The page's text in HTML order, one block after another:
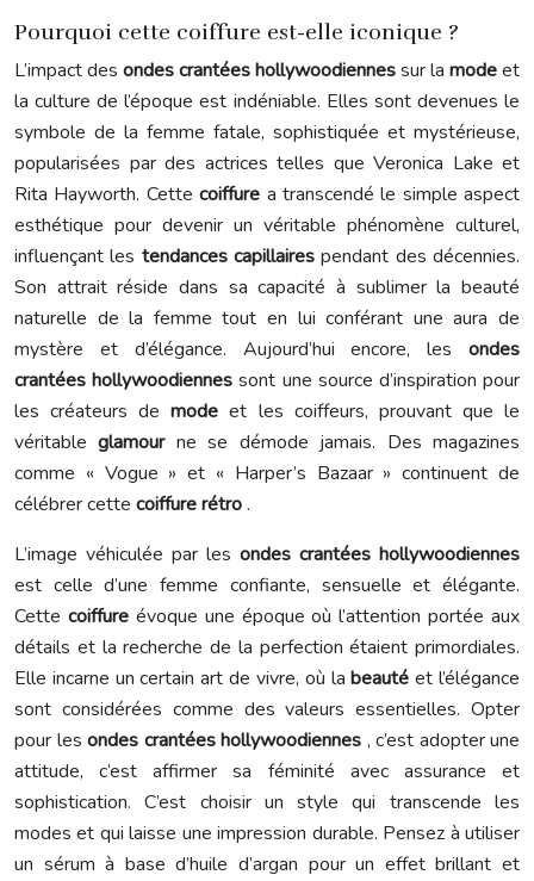
Pourquoi cette coiffure est-elle iconique ?
L’impact des ondes crantées hollywoodiennessur la modeet
la culture de l’époque est indéniable. Elles sont devenues le
symbole de la femme fatale, sophistiquée et mystérieuse,
popularisées par des actrices telles que Veronica Lake et
Rita Hayworth. Cettecoiffure a transcendé le simple aspect
esthétique pour devenir un véritable phénomène culturel,
influençant les tendances capillairespendant des décennies.
Son attrait réside dans sa capacité à sublimer la beauté
naturelle de la femme tout en lui conférant une aura de
mystère et d’élégance. Aujourd’hui encore, les ondes
crantées hollywoodiennessont une source d’inspiration pour
les créateurs demodeet les coiffeurs, prouvant que le
véritableglamour ne se démode jamais. Des magazines
comme « Vogue » et « Harper’s Bazaar » continuent de
célébrer cette coiffure rétro.
L’image véhiculée par les ondes crantées hollywoodiennes
est celle d’une femme confiante, sensuelle et élégante.
Cette coiffure évoque une époque où l’attention portée aux
détails et la recherche de la perfection étaient primordiales.
Elle incarne un certain art de vivre, où labeautéet l’élégance
sont considérées comme des valeurs essentielles. Opter
pour les ondes crantées hollywoodiennes , c’est adopter une
attitude, c’est affirmer sa féminité avec assurance et
sophistication. C’est choisir un style qui transcende les
modes et qui laisse une impression durable. Pensez à utiliser
un sérum à base d’huile d’argan pour un effet brillant et